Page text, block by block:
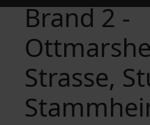
Brand 2 -
Strasse,